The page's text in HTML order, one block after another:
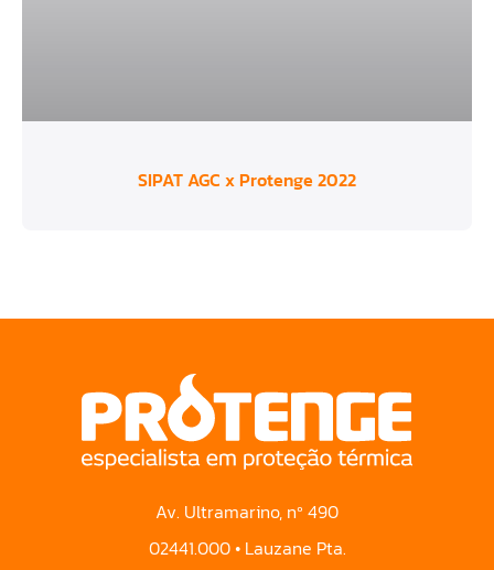
SIPAT AGC x Protenge 2022
Av. Ultramarino, nº 490
02441.000 • Lauzane Pta.